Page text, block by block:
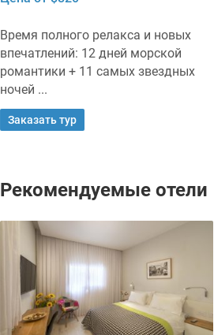
Время полного релакса и новых
впечатлений: 12 дней морской
романтики + 11 самых звездных
ночей ...
Заказать тур
Рекомендуемые отели